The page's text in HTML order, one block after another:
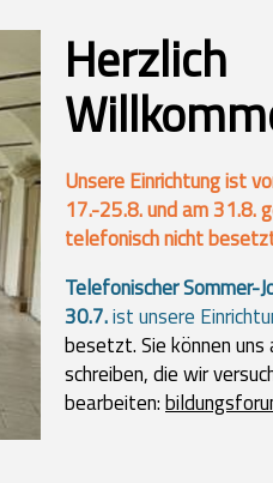
Nachbericht:
Mit seiner
„Das Leben ist
2025/26 im bis
Minoritensaal.